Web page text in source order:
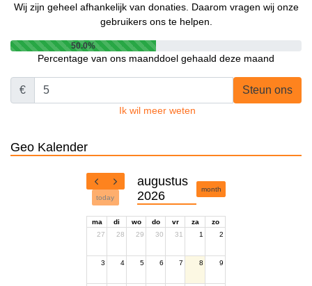
Wij zijn geheel afhankelijk van donaties. Daarom vragen wij onze
gebruikers ons te helpen.
50.0%
Percentage van ons maanddoel gehaald deze maand
€ Steun ons
Ik wil meer weten
Geo Kalender
today
augustus
2026
month
ma di wo do vr za
zo
27
28 29 30 31 1 2
3 4 5 6 7 8 9